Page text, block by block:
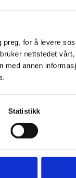
for å levere
nettstedet
annen
Statistikk
bought